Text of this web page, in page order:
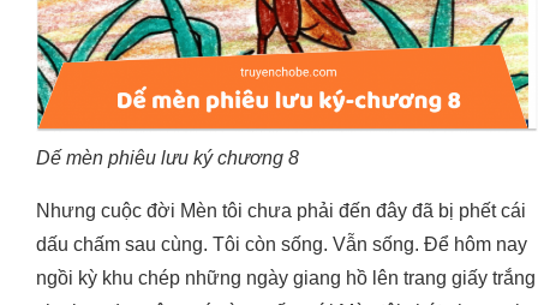
Dế mèn phiêu lưu ký chương 8
Nhưng cuộc đời Mèn tôi chưa phải đến đây đã bị phết cái
dấu chấm sau cùng. Tôi còn sống. Vẫn sống. Để hôm nay
ngồi kỳ khu chép những ngày giang hồ lên trang giấy trắng